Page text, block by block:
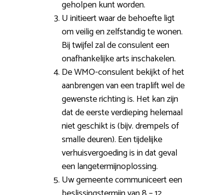
geholpen kunt worden.
U initieert waar de behoefte ligt
om veilig en zelfstandig te wonen.
Bij twijfel zal de consulent een
onafhankelijke arts inschakelen.
De WMO-consulent bekijkt of het
aanbrengen van een traplift wel de
gewenste richting is. Het kan zijn
dat de eerste verdieping helemaal
niet geschikt is (bijv. drempels of
smalle deuren). Een tijdelijke
verhuisvergoeding is in dat geval
een langetermijnoplossing.
Uw gemeente communiceert een